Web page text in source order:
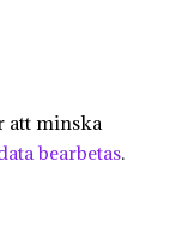
att minska
bearbetas.